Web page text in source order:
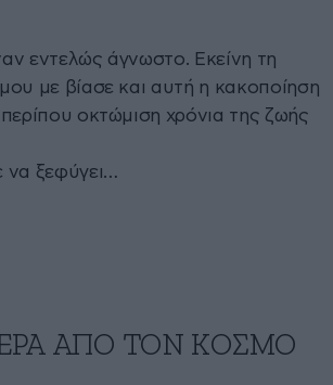
εντελώς άγνωστο. Εκείνη τη
με βίασε και αυτή η κακοποίηση
περίπου οκτώμιση χρόνια της ζωής
να ξεφύγει…
ΑΠΟ ΤΟΝ ΚΟΣΜΟ